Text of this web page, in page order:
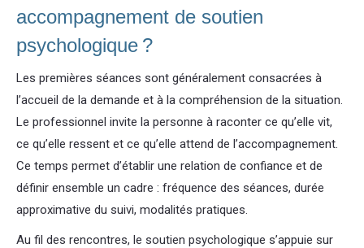
accompagnement de soutien
psychologique ?
Les premières séances sont généralement consacrées à
l’accueil de la demande et à la compréhension de la situation.
Le professionnel invite la personne à raconter ce qu’elle vit,
ce qu’elle ressent et ce qu’elle attend de l’accompagnement.
Ce temps permet d’établir une relation de confiance et de
définir ensemble un cadre : fréquence des séances, durée
approximative du suivi, modalités pratiques.
Au fil des rencontres, le soutien psychologique s’appuie sur